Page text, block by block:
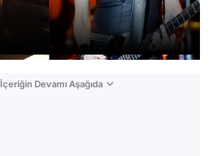
İçeriğin Devamı Aşağıda